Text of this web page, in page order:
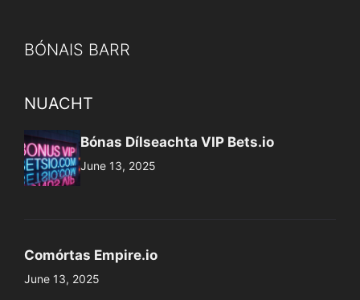
BÓNAIS BARR
NUACHT
Bónas Dílseachta VIP Bets.io
June 13, 2025
Comórtas Empire.io
June 13, 2025